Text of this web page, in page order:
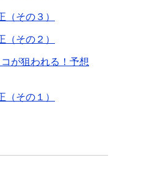
（その３）
（その２）
が狙われる！予想
（その１）